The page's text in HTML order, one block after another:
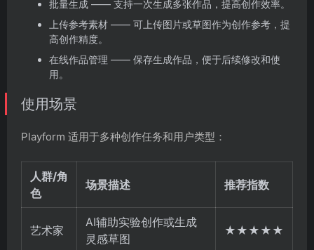
批量生成 —— 支持一次生成多张作品，提高创作效率。
上传参考素材 —— 可上传图片或草图作为创作参考，提
高创作精度。
在线作品管理 —— 保存生成作品，便于后续修改和使
用。
使用场景
Playform 适用于多种创作任务和用户类型：
人群/角
色
场景描述 推荐指数
艺术家
AI辅助实验创作或生成
灵感草图
★★★★★